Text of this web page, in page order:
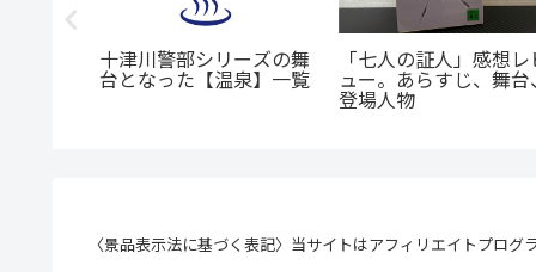
十津川警部シリーズの舞
台となった【温泉】一覧
「七人の証人」感想
ュー。あらすじ、舞台
登場人物
〈景品表示法に基づく表記〉当サイトはアフィリエイトプログ